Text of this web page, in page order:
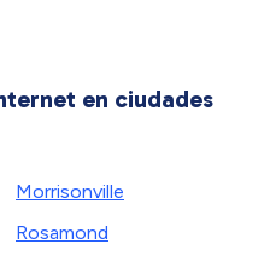
en ciudades
Morrisonville
Rosamond